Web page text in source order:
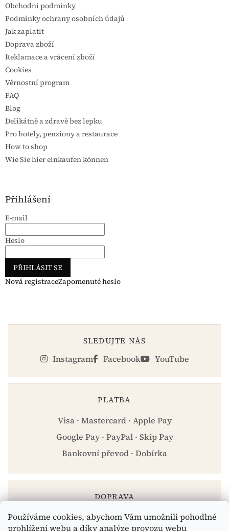
Používáme cookies, abychom Vám umožnili pohodlné
prohlížení webu a díky analýze provozu webu
Obchodní podmínky
Podmínky ochrany osobních údajů
Jak zaplatit
Doprava zboží
Reklamace a vrácení zboží
Cookies
Věrnostní program
FAQ
Blog
Delikátně a zdravě bez lepku
Pro hotely, penziony a restaurace
How to shop
Wie Sie hier einkaufen können
Přihlášení
E-mail
Heslo
PŘIHLÁSIT SE
Nová registraceZapomenuté heslo
SLEDUJTE NÁS
Instagram Facebook YouTube
PLATBA
Visa · Mastercard · Apple Pay
Google Pay · PayPal · Skip Pay
Bankovní převod · Dobírka
DOPRAVA
Zásilkovna · PPL · Osobní odběr Praha